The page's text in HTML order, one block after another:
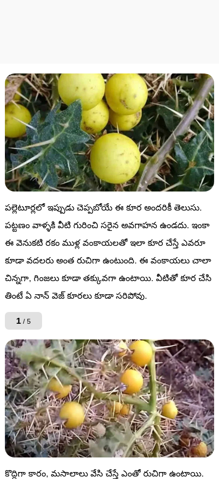
పల్లెటూర్లలో ఇప్పుడు చెప్పబోయే ఈ కూర అందరికీ తెలుసు.
పట్టణం వాళ్ళకి వీటి గురించి సరైన అవగాహన ఉండదు. ఇంకా
ఈ వెనుకటి రకం ముళ్ల వంకాయలతో ఇలా కూర చేస్తే ఎవరూ
కూడా వదలరు అంత రుచిగా ఉంటుంది. ఈ వంకాయలు చాలా
చిన్నగా, గింజలు కూడా తక్కువగా ఉంటాయి. వీటితో కూర చేసి
తింటే ఏ నాన్ వెజ్ కూరలు కూడా సరిపోవు.
1 / 5
కొద్దిగా కారం, మసాలాలు వేసి చేస్తే ఎంతో రుచిగా ఉంటాయి.